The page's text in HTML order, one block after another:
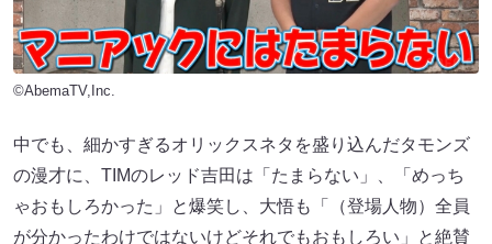
©AbemaTV,Inc.
中でも、細かすぎるオリックスネタを盛り込んだタモンズ
の漫才に、TIMのレッド吉田は「たまらない」、「めっち
ゃおもしろかった」と爆笑し、大悟も「（登場人物）全員
が分かったわけではないけどそれでもおもしろい」と絶賛